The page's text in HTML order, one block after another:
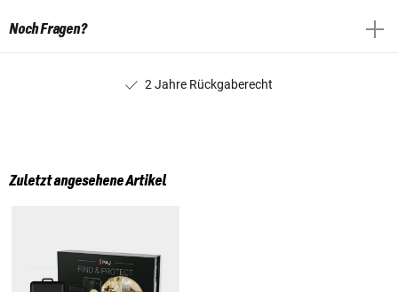
Noch Fragen?
2 Jahre Rückgaberecht
Zuletzt angesehene Artikel